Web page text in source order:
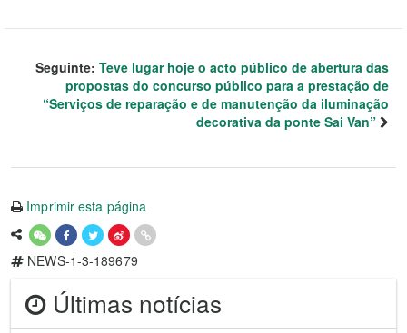
Seguinte: Teve lugar hoje o acto público de abertura das
propostas do concurso público para a prestação de
“Serviços de reparação e de manutenção da iluminação
decorativa da ponte Sai Van”
Imprimir esta página
NEWS-1-3-189679
Últimas notícias